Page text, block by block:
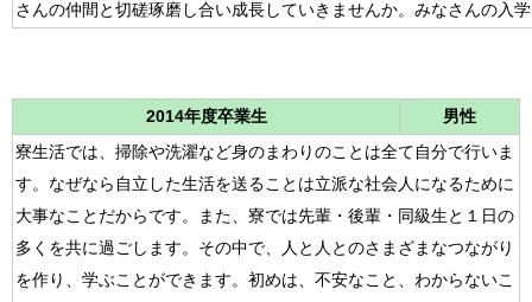
さんの仲間と切磋琢磨し合い成長していきませんか。みなさんの入
2014年度卒業生
男性
寮生活では、掃除や洗濯など身のまわりのことは全て自分で行いま
す。なぜなら自立した生活を送ることは立派な社会人になるために
大事なことだからです。また、寮では先輩・後輩・同級生と１日の
多くを共に過ごします。その中で、人と人とのさまざまなつながり
を作り、学ぶことができます。初めは、不安なこと、わからないこ